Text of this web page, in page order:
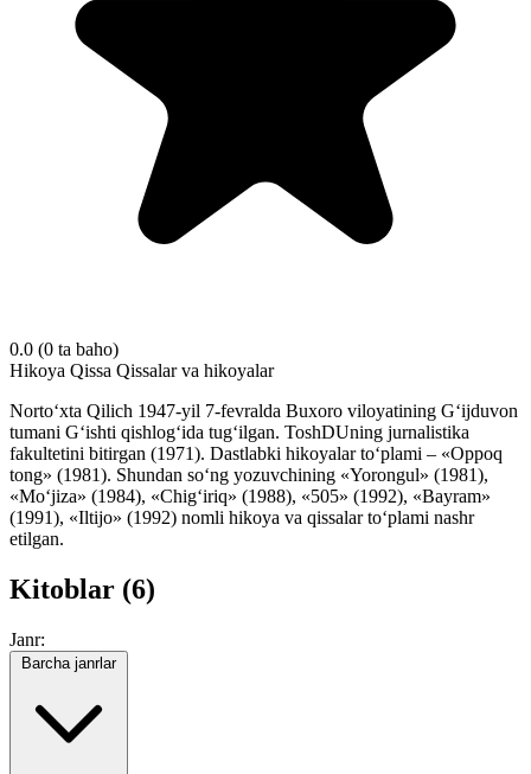
0.0 (0 ta baho)
Hikoya Qissa Qissalar va hikoyalar
Norto‘xta Qilich 1947-yil 7-fevralda Buxoro viloyatining G‘ijduvon
tumani G‘ishti qishlog‘ida tug‘ilgan. ToshDUning jurnalistika
fakultetini bitirgan (1971). Dastlabki hikoyalar to‘plami – «Oppoq
tong» (1981). Shundan so‘ng yozuvchining «Yorongul» (1981),
«Mo‘jiza» (1984), «Chig‘iriq» (1988), «505» (1992), «Bayram»
(1991), «Iltijo» (1992) nomli hikoya va qissalar to‘plami nashr
etilgan.
Kitoblar (6)
Janr:
Barcha janrlar